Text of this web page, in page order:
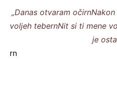
„Danas otvaram
voljeh tebernNit si ti mene
je
rn